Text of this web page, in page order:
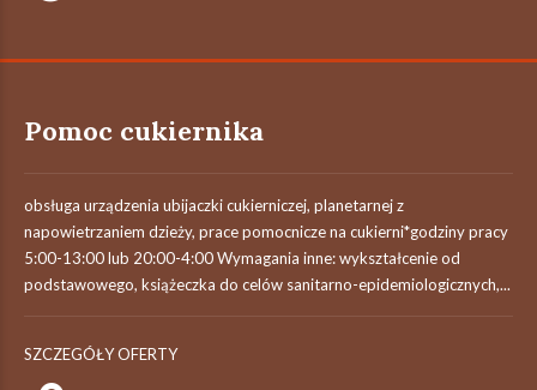
Pomoc cukiernika
obsługa urządzenia ubijaczki cukierniczej, planetarnej z
napowietrzaniem dzieży, prace pomocnicze na cukierni*godziny pracy
5:00-13:00 lub 20:00-4:00 Wymagania inne: wykształcenie od
podstawowego, książeczka do celów sanitarno-epidemiologicznych,...
SZCZEGÓŁY OFERTY